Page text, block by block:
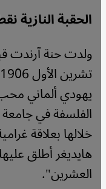
الحقبة النازية
يهودي ألماني
الفلسفة في
خلالها بعلاقة
هايديغر أطلق
العشرين".